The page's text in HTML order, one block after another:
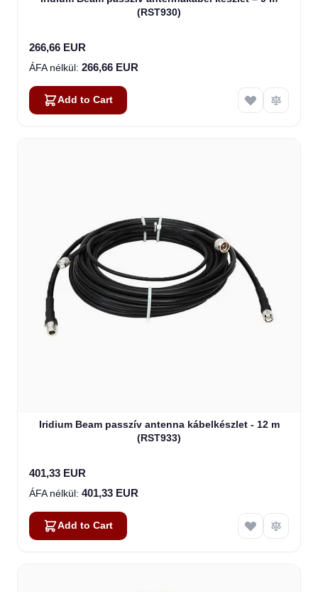
(RST930)
266,66 EUR
266,66 EUR
Add to Cart
Iridium Beam passzív antenna kábelkészlet - 12 m
(RST933)
401,33 EUR
401,33 EUR
Add to Cart